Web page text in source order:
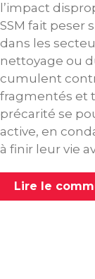
l’impact
SSM fait peser
dans les
nettoyage ou
cumulent
fragmentés et
précarité se
active, en
à finir leur vie
Lire le